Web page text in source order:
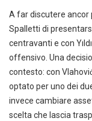
A far discutere ancor
Spalletti di
centravanti e con
offensivo. Una
contesto: con
optato per uno dei
invece cambiare
scelta che lascia